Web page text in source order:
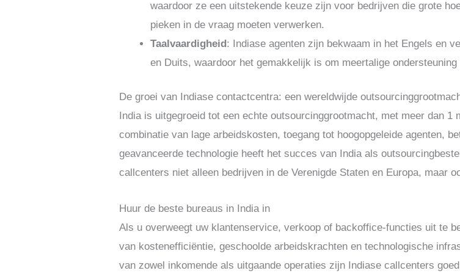
waardoor ze een uitstekende keuze zijn voor bedrijven die grote
pieken in de vraag moeten verwerken.
Taalvaardigheid: Indiase agenten zijn bekwaam in het Engels en
en Duits, waardoor het gemakkelijk is om meertalige
De groei van Indiase contactcentra: een wereldwijde
India is uitgegroeid tot een echte outsourcinggrootmacht, met meer dan
combinatie van lage arbeidskosten, toegang tot hoogopgeleide agenten,
geavanceerde technologie heeft het succes van India als
callcenters niet alleen bedrijven in de Verenigde Staten en Europa, maar
Huur de beste bureaus in India in
Als u overweegt uw klantenservice, verkoop of backoffice-functies uit te
van kostenefficiëntie, geschoolde arbeidskrachten en technologische
van zowel inkomende als uitgaande operaties zijn Indiase callcenters